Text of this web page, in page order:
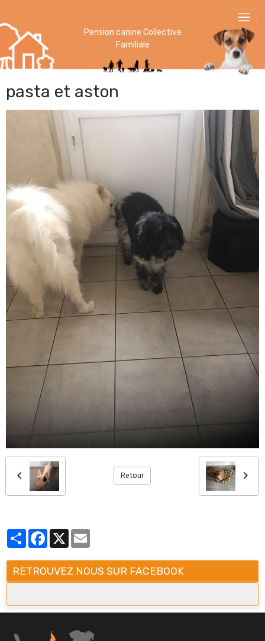
Pension canine Collective
Familiale
pasta et aston
Retour
PartagerFacebook
X
RETROUVEZ NOUS SUR FACEBOOK